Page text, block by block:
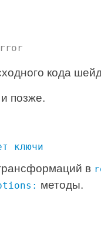
кода
позже.
ключи
в
методы.